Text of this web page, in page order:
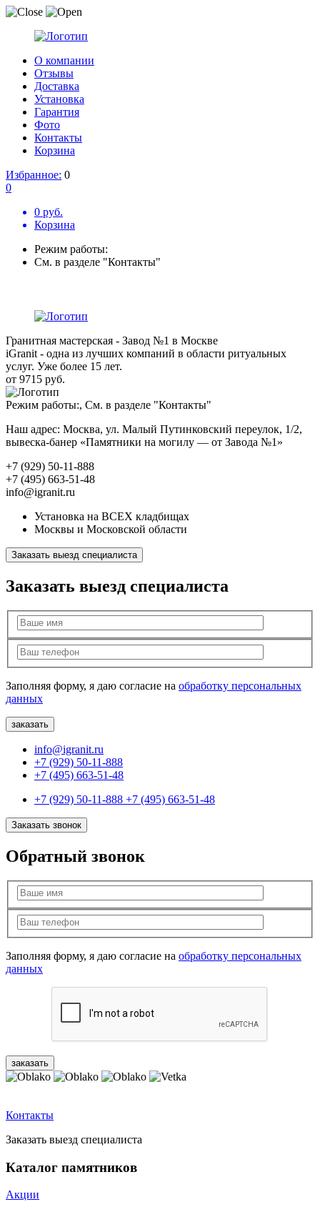
О компании
Отзывы
Доставка
Установка
Гарантия
Фото
Контакты
Корзина
Избранное: 0
0
0 руб.
Корзина
Режим работы:
См. в разделе "Контакты"
Гранитная мастерская - Завод №1 в Москве
iGranit - одна из лучших компаний в области ритуальных
услуг. Уже более 15 лет.
от 9715 руб.
Режим работы:, См. в разделе "Контакты"
Наш адрес: Москва, ул. Малый Путинковский переулок, 1/2,
вывеска-банер «Памятники на могилу — от Завода №1»
+7 (929) 50-11-888
+7 (495) 663-51-48
info@igranit.ru
Установка на ВСЕХ кладбищах
Москвы и Московской области
Заказать выезд специалиста
Заказать выезд специалиста
Заполняя форму, я даю согласие на обработку персональных
данных
info@igranit.ru
+7 (929) 50-11-888
+7 (495) 663-51-48
+7 (929) 50-11-888 +7 (495) 663-51-48
Заказать звонок
Обратный звонок
Заполняя форму, я даю согласие на обработку персональных
данных
Контакты
Заказать выезд специалиста
Каталог памятников
Акции